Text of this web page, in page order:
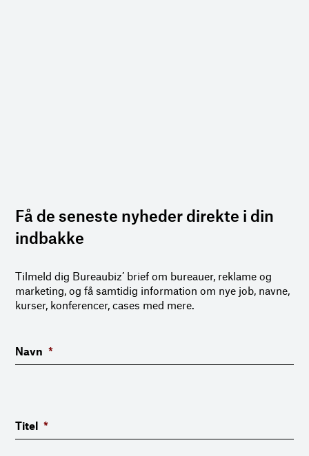
Få de seneste nyheder direkte i din
indbakke
Tilmeld dig Bureaubiz’ brief om bureauer, reklame og
marketing, og få samtidig information om nye job, navne,
kurser, konferencer, cases med mere.
Navn *
Titel *